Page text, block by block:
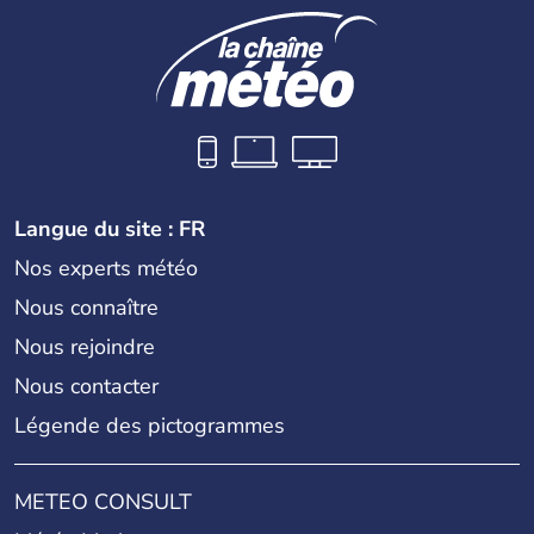
Langue du site : FR
Nos experts météo
Nous connaître
Nous rejoindre
Nous contacter
Légende des pictogrammes
METEO CONSULT